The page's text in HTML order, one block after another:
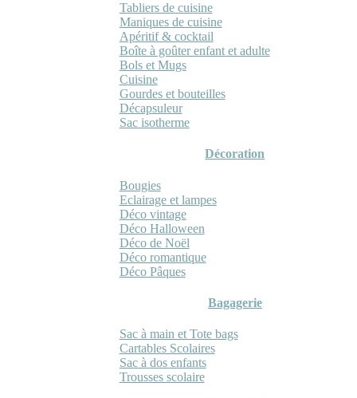
Tabliers de cuisine
Maniques de cuisine
Apéritif & cocktail
Boîte à goûter enfant et adulte
Bols et Mugs
Cuisine
Gourdes et bouteilles
Décapsuleur
Sac isotherme
Décoration
Bougies
Eclairage et lampes
Déco vintage
Déco Halloween
Déco de Noël
Déco romantique
Déco Pâques
Bagagerie
Sac à main et Tote bags
Cartables Scolaires
Sac à dos enfants
Trousses scolaire